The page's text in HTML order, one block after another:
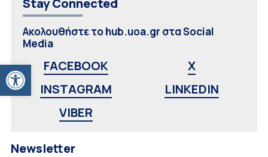
Ανοίξτε τη γραμμή εργαλείων
Ακολουθήστε το hub.uoa.gr στα Social
Media
FACEBOOK
X
INSTAGRAM
LINKEDIN
VIBER
Newsletter